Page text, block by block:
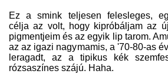
Ez a smink teljesen felesleges,
célja az volt, hogy kipróbáljam az
pigmentjeim és az egyik lip tarom.
az az igazi nagymamis, a '70-80-as
leragadt, az a tipikus kék
rózsaszínes szájú. Haha.